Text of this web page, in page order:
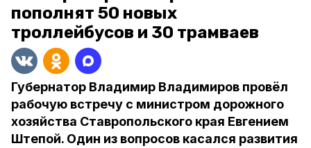
пополнят 50 новых
троллейбусов и 30 трамваев
Губернатор Владимир Владимиров провёл
рабочую встречу с министром дорожного
хозяйства Ставропольского края Евгением
Штепой. Один из вопросов касался развития